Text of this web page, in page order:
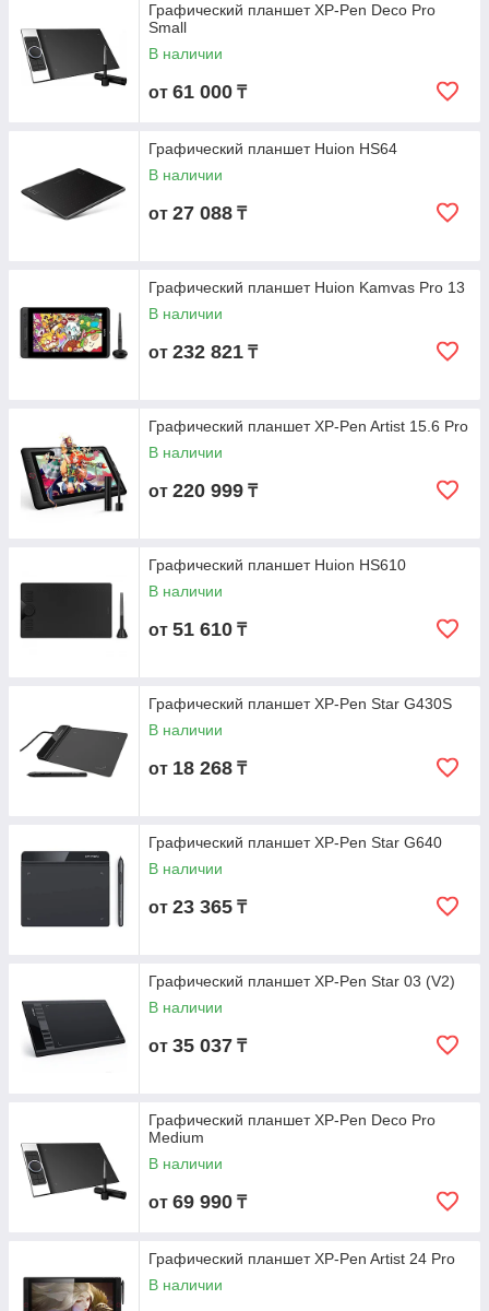
Графический планшет XP-Pen Deco Pro
Small
В наличии
от 61 000 ₸
Графический планшет Huion HS64
В наличии
от 27 088 ₸
Графический планшет Huion Kamvas Pro 13
В наличии
от 232 821 ₸
Графический планшет XP-Pen Artist 15.6 Pro
В наличии
от 220 999 ₸
Графический планшет Huion HS610
В наличии
от 51 610 ₸
Графический планшет XP-Pen Star G430S
В наличии
от 18 268 ₸
Графический планшет XP-Pen Star G640
В наличии
от 23 365 ₸
Графический планшет XP-Pen Star 03 (V2)
В наличии
от 35 037 ₸
Графический планшет XP-Pen Deco Pro
Medium
В наличии
от 69 990 ₸
Графический планшет XP-Pen Artist 24 Pro
В наличии